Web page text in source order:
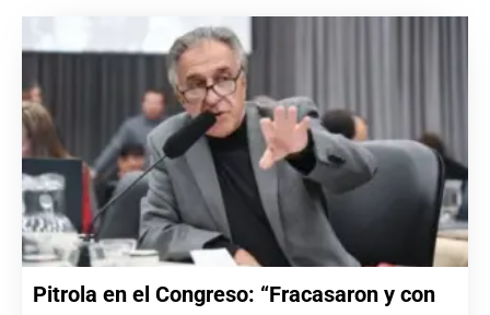
Pitrola en el Congreso: “Fracasaron y con